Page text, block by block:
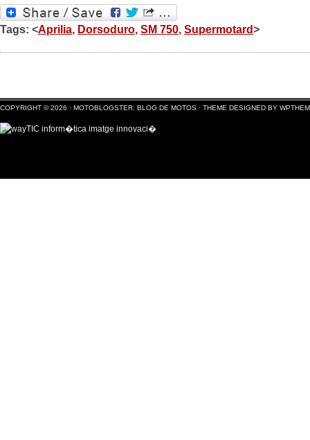
Tags: <Aprilia, Dorsoduro, SM 750, Supermotard>
COPYRIGHT © 2026 · MOTOBLOGSTER: BLOG DE MOTOS · THEME DESIGNED BY